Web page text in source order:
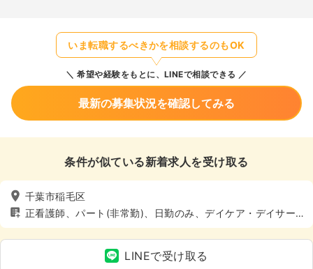
いま転職するべきかを相談するのもOK
希望や経験をもとに、LINEで相談できる
最新の募集状況を確認してみる
条件が似ている新着求人を受け取る
千葉市稲毛区
正看護師、パート(非常勤)、日勤のみ、デイケア・デイサー
ビス、介護・福祉系、土日休み
LINEで受け取る